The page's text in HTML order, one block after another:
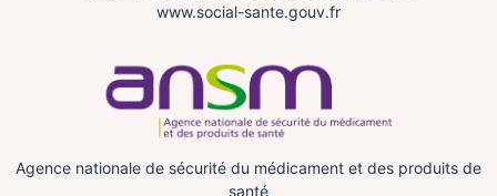
www.social-sante.gouv.fr
Agence nationale de sécurité du médicament et des produits de
santé